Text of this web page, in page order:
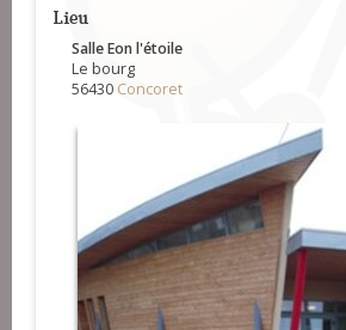
Lieu
Salle Eon l'étoile
Le bourg
56430 Concoret